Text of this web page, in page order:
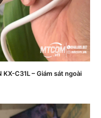
KX-C31L – Giám sát ngoài